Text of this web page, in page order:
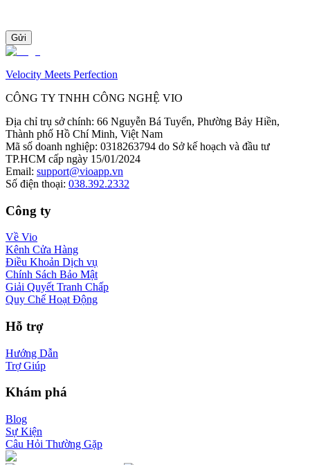
Gửi
Velocity Meets Perfection
CÔNG TY TNHH CÔNG NGHỆ VIO
Địa chỉ trụ sở chính: 66 Nguyễn Bá Tuyển, Phường Bảy Hiền,
Thành phố Hồ Chí Minh, Việt Nam
Mã số doanh nghiệp: 0318263794 do Sở kế hoạch và đầu tư
TP.HCM cấp ngày 15/01/2024
Email: support@vioapp.vn
Số điện thoại: 038.392.2332
Công ty
Về Vio
Kênh Cửa Hàng
Điều Khoản Dịch vụ
Chính Sách Bảo Mật
Giải Quyết Tranh Chấp
Quy Chế Hoạt Động
Hỗ trợ
Hướng Dẫn
Trợ Giúp
Khám phá
Blog
Sự Kiện
Câu Hỏi Thường Gặp